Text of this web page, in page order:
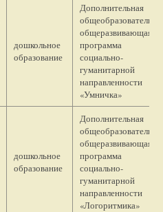
дошкольное
образование
Дополнительная
общеразвивающая
программа
социально-
гуманитарной
направленности
«Умничка»
дошкольное
образование
Дополнительная
общеразвивающая
программа
социально-
гуманитарной
направленности
«Логоритмика»